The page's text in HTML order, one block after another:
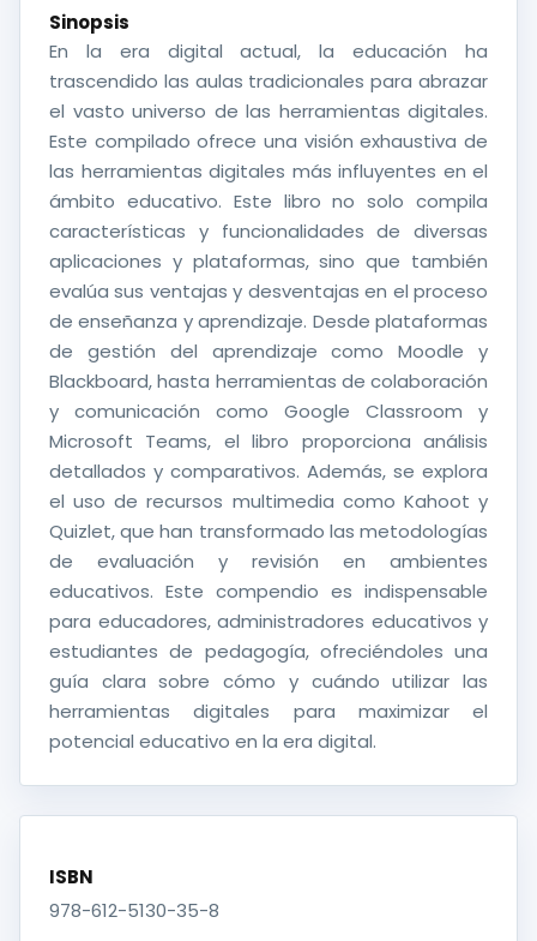
Sinopsis
En la era digital actual, la educación ha
trascendido las aulas tradicionales para abrazar
el vasto universo de las herramientas digitales.
Este compilado ofrece una visión exhaustiva de
las herramientas digitales más influyentes en el
ámbito educativo. Este libro no solo compila
características y funcionalidades de diversas
aplicaciones y plataformas, sino que también
evalúa sus ventajas y desventajas en el proceso
de enseñanza y aprendizaje. Desde plataformas
de gestión del aprendizaje como Moodle y
Blackboard, hasta herramientas de colaboración
y comunicación como Google Classroom y
Microsoft Teams, el libro proporciona análisis
detallados y comparativos. Además, se explora
el uso de recursos multimedia como Kahoot y
Quizlet, que han transformado las metodologías
de evaluación y revisión en ambientes
educativos. Este compendio es indispensable
para educadores, administradores educativos y
estudiantes de pedagogía, ofreciéndoles una
guía clara sobre cómo y cuándo utilizar las
herramientas digitales para maximizar el
potencial educativo en la era digital.
ISBN
978-612-5130-35-8